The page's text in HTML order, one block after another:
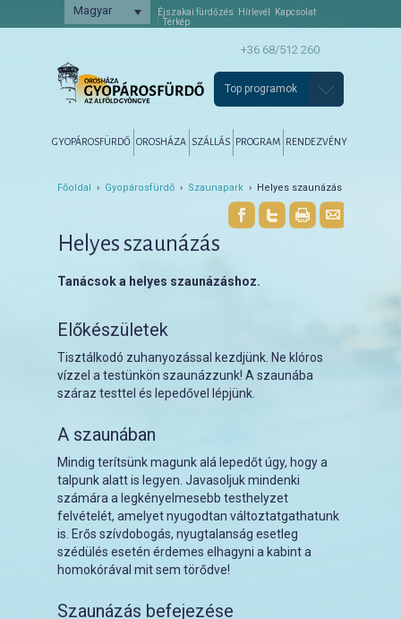
Magyar Éjszakai fürdőzés Hírlevél
Kapcsolat
Térkép
+36 68/512 260
Top programok
Tovább az elsődleges tartalomra
Tovább a másodlagos tartalomra
GYOPÁROSFÜRDŐ OROSHÁZA SZÁLLÁS PROGRAM RENDEZVÉNY
Főoldal › Gyopárosfürdő › Szaunapark › Helyes szaunázás
Helyes szaunázás
Tanácsok a helyes szaunázáshoz.
Előkészületek
Tisztálkodó zuhanyozással kezdjünk. Ne klóros
vízzel a testünkön szaunázzunk! A szaunába
száraz testtel és lepedővel lépjünk.
A szaunában
Mindig terítsünk magunk alá lepedőt úgy, hogy a
talpunk alatt is legyen. Javasoljuk mindenki
számára a legkényelmesebb testhelyzet
felvételét, amelyet nyugodtan változtatgathatunk
is. Erős szívdobogás, nyugtalanság esetleg
szédülés esetén érdemes elhagyni a kabint a
homokórával mit sem törődve!
Szaunázás befejezése